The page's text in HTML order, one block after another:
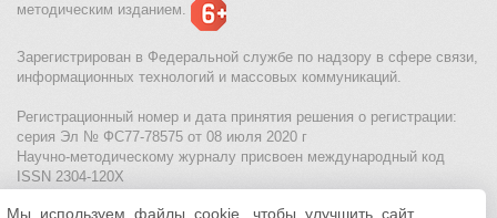
методическим изданием.
Зарегистрирован в Федеральной службе по надзору в сфере связи,
информационных технологий и массовых коммуникаций.
Регистрационный номер и дата принятия решения о регистрации:
серия Эл № ФС77-78575 от 08 июля 2020 г
Научно-методическому журналу присвоен международный код
ISSN 2304-120X
Мы используем файлы cookie, чтобы улучшить сайт